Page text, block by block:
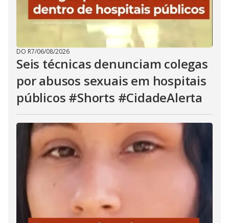
DO R7/06/08/2026
Seis técnicas denunciam colegas
por abusos sexuais em hospitais
públicos #Shorts #CidadeAlerta